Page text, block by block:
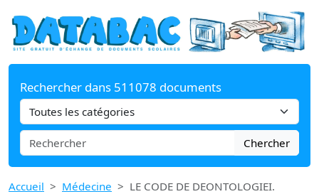
Rechercher dans 511078 documents
Chercher
Accueil Médecine LE CODE DE DEONTOLOGIEI.